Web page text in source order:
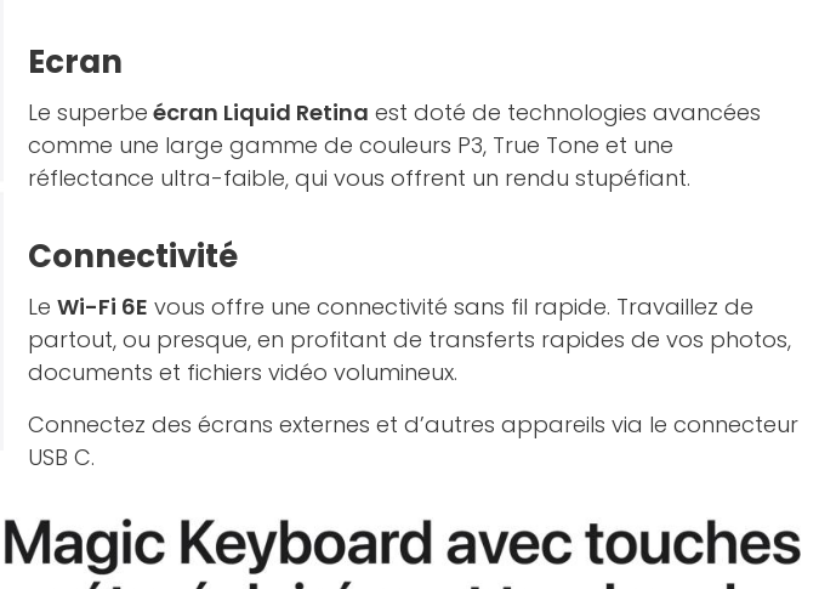
Ecran
Le superbe écran Liquid Retina est doté de technologies avancées
comme une large gamme de couleurs P3, True Tone et une
réflectance ultra-faible, qui vous offrent un rendu stupéfiant.
Connectivité
Le Wi-Fi 6E vous offre une connectivité sans fil rapide. Travaillez de
partout, ou presque, en profitant de transferts rapides de vos photos,
documents et fichiers vidéo volumineux.
Connectez des écrans externes et d’autres appareils via le connecteur
USB C.